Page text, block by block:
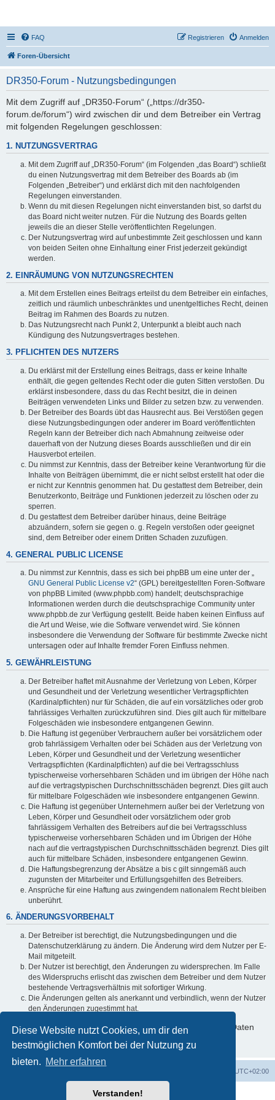
Diese Website nutzt Cookies, um dir den
bestmöglichen Komfort bei der Nutzung zu
bieten. Mehr erfahren
Verstanden!
FAQ Anmelden
Registrieren
Foren-Übersicht
DR350-Forum - Nutzungsbedingungen
Mit dem Zugriff auf „DR350-Forum“ („https://dr350-
forum.de/forum“) wird zwischen dir und dem Betreiber ein Vertrag
mit folgenden Regelungen geschlossen:
1. NUTZUNGSVERTRAG
Mit dem Zugriff auf „DR350-Forum“ (im Folgenden „das Board“) schließt
du einen Nutzungsvertrag mit dem Betreiber des Boards ab (im
Folgenden „Betreiber“) und erklärst dich mit den nachfolgenden
Regelungen einverstanden.
Wenn du mit diesen Regelungen nicht einverstanden bist, so darfst du
das Board nicht weiter nutzen. Für die Nutzung des Boards gelten
jeweils die an dieser Stelle veröffentlichten Regelungen.
Der Nutzungsvertrag wird auf unbestimmte Zeit geschlossen und kann
von beiden Seiten ohne Einhaltung einer Frist jederzeit gekündigt
werden.
2. EINRÄUMUNG VON NUTZUNGSRECHTEN
Mit dem Erstellen eines Beitrags erteilst du dem Betreiber ein einfaches,
zeitlich und räumlich unbeschränktes und unentgeltliches Recht, deinen
Beitrag im Rahmen des Boards zu nutzen.
Das Nutzungsrecht nach Punkt 2, Unterpunkt a bleibt auch nach
Kündigung des Nutzungsvertrages bestehen.
3. PFLICHTEN DES NUTZERS
Du erklärst mit der Erstellung eines Beitrags, dass er keine Inhalte
enthält, die gegen geltendes Recht oder die guten Sitten verstoßen. Du
erklärst insbesondere, dass du das Recht besitzt, die in deinen
Beiträgen verwendeten Links und Bilder zu setzen bzw. zu verwenden.
Der Betreiber des Boards übt das Hausrecht aus. Bei Verstößen gegen
diese Nutzungsbedingungen oder anderer im Board veröffentlichten
Regeln kann der Betreiber dich nach Abmahnung zeitweise oder
dauerhaft von der Nutzung dieses Boards ausschließen und dir ein
Hausverbot erteilen.
Du nimmst zur Kenntnis, dass der Betreiber keine Verantwortung für die
Inhalte von Beiträgen übernimmt, die er nicht selbst erstellt hat oder die
er nicht zur Kenntnis genommen hat. Du gestattest dem Betreiber, dein
Benutzerkonto, Beiträge und Funktionen jederzeit zu löschen oder zu
sperren.
Du gestattest dem Betreiber darüber hinaus, deine Beiträge
abzuändern, sofern sie gegen o. g. Regeln verstoßen oder geeignet
sind, dem Betreiber oder einem Dritten Schaden zuzufügen.
4. GENERAL PUBLIC LICENSE
Du nimmst zur Kenntnis, dass es sich bei phpBB um eine unter der „
GNU General Public License v2“ (GPL) bereitgestellten Foren-Software
von phpBB Limited (www.phpbb.com) handelt; deutschsprachige
Informationen werden durch die deutschsprachige Community unter
www.phpbb.de zur Verfügung gestellt. Beide haben keinen Einfluss auf
die Art und Weise, wie die Software verwendet wird. Sie können
insbesondere die Verwendung der Software für bestimmte Zwecke nicht
untersagen oder auf Inhalte fremder Foren Einfluss nehmen.
5. GEWÄHRLEISTUNG
Der Betreiber haftet mit Ausnahme der Verletzung von Leben, Körper
und Gesundheit und der Verletzung wesentlicher Vertragspflichten
(Kardinalpflichten) nur für Schäden, die auf ein vorsätzliches oder grob
fahrlässiges Verhalten zurückzuführen sind. Dies gilt auch für mittelbare
Folgeschäden wie insbesondere entgangenen Gewinn.
Die Haftung ist gegenüber Verbrauchern außer bei vorsätzlichem oder
grob fahrlässigem Verhalten oder bei Schäden aus der Verletzung von
Leben, Körper und Gesundheit und der Verletzung wesentlicher
Vertragspflichten (Kardinalpflichten) auf die bei Vertragsschluss
typischerweise vorhersehbaren Schäden und im übrigen der Höhe nach
auf die vertragstypischen Durchschnittsschäden begrenzt. Dies gilt auch
für mittelbare Folgeschäden wie insbesondere entgangenen Gewinn.
Die Haftung ist gegenüber Unternehmern außer bei der Verletzung von
Leben, Körper und Gesundheit oder vorsätzlichem oder grob
fahrlässigem Verhalten des Betreibers auf die bei Vertragsschluss
typischerweise vorhersehbaren Schäden und im Übrigen der Höhe
nach auf die vertragstypischen Durchschnittsschäden begrenzt. Dies gilt
auch für mittelbare Schäden, insbesondere entgangenen Gewinn.
Die Haftungsbegrenzung der Absätze a bis c gilt sinngemäß auch
zugunsten der Mitarbeiter und Erfüllungsgehilfen des Betreibers.
Ansprüche für eine Haftung aus zwingendem nationalem Recht bleiben
unberührt.
6. ÄNDERUNGSVORBEHALT
Der Betreiber ist berechtigt, die Nutzungsbedingungen und die
Datenschutzerklärung zu ändern. Die Änderung wird dem Nutzer per E-
Mail mitgeteilt.
Der Nutzer ist berechtigt, den Änderungen zu widersprechen. Im Falle
des Widerspruchs erlischt das zwischen dem Betreiber und dem Nutzer
bestehende Vertragsverhältnis mit sofortiger Wirkung.
Die Änderungen gelten als anerkannt und verbindlich, wenn der Nutzer
den Änderungen zugestimmt hat.
Informationen über den Umgang mit deinen persönlichen Daten
sind in der Datenschutzerklärung enthalten.
UTC+02:00
Powered byphpBB® Forum Software © phpBB Limited